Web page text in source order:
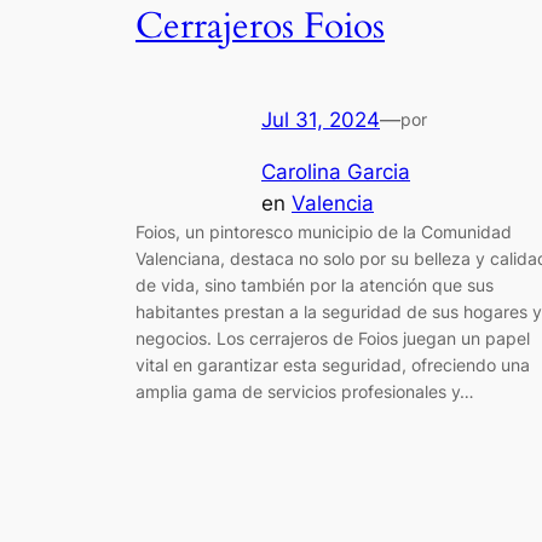
Cerrajeros Foios
Jul 31, 2024—por
Carolina Garcia
en Valencia
Foios, un pintoresco municipio de la Comunidad
Valenciana, destaca no solo por su belleza y
de vida, sino también por la atención que sus
habitantes prestan a la seguridad de sus hogares y
negocios. Los cerrajeros de Foios juegan un papel
vital en garantizar esta seguridad, ofreciendo una
amplia gama de servicios profesionales y…